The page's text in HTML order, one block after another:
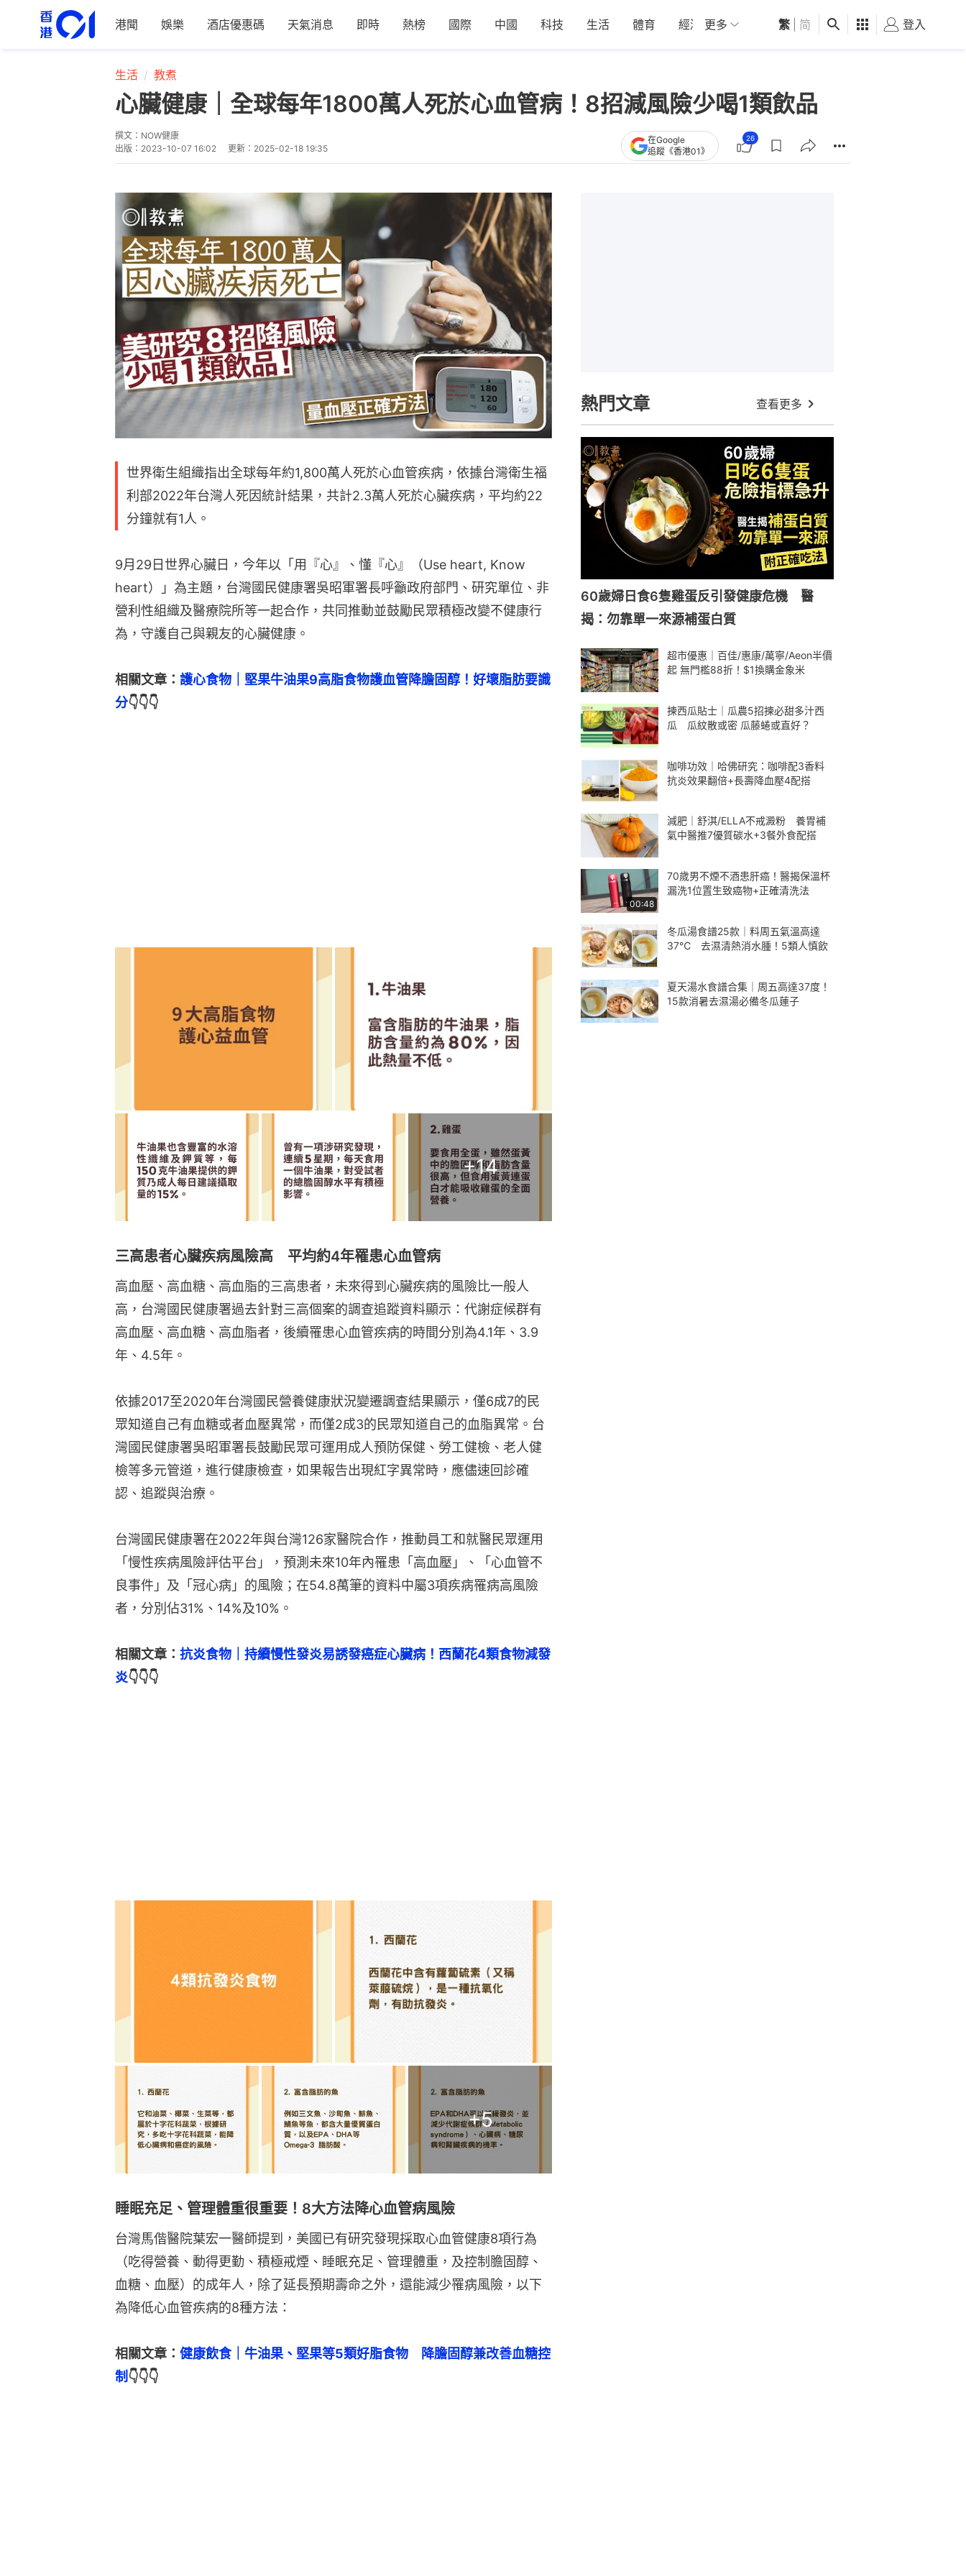
港聞 娛樂 酒店優惠碼 天氣消息 即時 熱榜 國際 中國 科技 生活 體育 經濟 01深圳 觀點 健康 好食玩飛
更多 繁 简 登入
生活 教煮
心臟健康｜全球每年1800萬人死於心血管病！8招減風險少喝1類飲品
撰文： NOW健康
出版： 2023-10-07 16:02 更新： 2025-02-18 19:35
在Google
追蹤《香港01》
26
世界衛生組織指出全球每年約1,800萬人死於心血管疾病，依據台灣衛生福
利部2022年台灣人死因統計結果，共計2.3萬人死於心臟疾病，平均約22
分鐘就有1人。
9月29日世界心臟日，今年以「用『心』、懂『心』（Use heart, Know
heart）」為主題，台灣國民健康署吳昭軍署長呼籲政府部門、研究單位、非
營利性組織及醫療院所等一起合作，共同推動並鼓勵民眾積極改變不健康行
為，守護自己與親友的心臟健康。
相關文章： 護心食物｜堅果牛油果9高脂食物護血管降膽固醇！好壞脂肪要識
分👇👇👇
+14
三高患者心臟疾病風險高 平均約4年罹患心血管病
高血壓、高血糖、高血脂的三高患者，未來得到心臟疾病的風險比一般人
高，台灣國民健康署過去針對三高個案的調查追蹤資料顯示：代謝症候群有
高血壓、高血糖、高血脂者，後續罹患心血管疾病的時間分別為4.1年、3.9
年、4.5年。
依據2017至2020年台灣國民營養健康狀況變遷調查結果顯示，僅6成7的民
眾知道自己有血糖或者血壓異常，而僅2成3的民眾知道自己的血脂異常。台
灣國民健康署吳昭軍署長鼓勵民眾可運用成人預防保健、勞工健檢、老人健
檢等多元管道，進行健康檢查，如果報告出現紅字異常時，應儘速回診確
認、追蹤與治療。
台灣國民健康署在2022年與台灣126家醫院合作，推動員工和就醫民眾運用
「慢性疾病風險評估平台」，預測未來10年內罹患「高血壓」、「心血管不
良事件」及「冠心病」的風險；在54.8萬筆的資料中屬3項疾病罹病高風險
者，分別佔31%、14%及10%。
相關文章： 抗炎食物｜持續慢性發炎易誘發癌症心臟病！西蘭花4類食物減發
炎👇👇👇
+5
睡眠充足、管理體重很重要！8大方法降心血管病風險
台灣馬偕醫院葉宏一醫師提到，美國已有研究發現採取心血管健康8項行為
（吃得營養、動得更勤、積極戒煙、睡眠充足、管理體重，及控制膽固醇、
血糖、血壓）的成年人，除了延長預期壽命之外，還能減少罹病風險，以下
為降低心血管疾病的8種方法：
相關文章： 健康飲食｜牛油果、堅果等5類好脂食物　降膽固醇兼改善血糖控
制 👇👇👇
熱門文章 查看更多
60歲婦日食6隻雞蛋反引發健康危機 醫
揭：勿靠單一來源補蛋白質
超市優惠｜百佳/惠康/萬寧/Aeon半價
起 無門檻88折！$1換購金象米
揀西瓜貼士｜瓜農5招揀必甜多汁西
瓜 瓜紋散或密 瓜藤蜷或直好？
咖啡功效｜哈佛研究：咖啡配3香料
抗炎效果翻倍+長壽降血壓4配搭
減肥｜舒淇/ELLA不戒澱粉 養胃補
氣中醫推7優質碳水+3餐外食配搭
00:48
70歲男不煙不酒患肝癌！醫揭保溫杯
漏洗1位置生致癌物+正確清洗法
冬瓜湯食譜25款｜料周五氣溫高達
37℃ 去濕清熱消水腫！5類人慎飲
夏天湯水食譜合集｜周五高達37度！
15款消暑去濕湯必備冬瓜蓮子